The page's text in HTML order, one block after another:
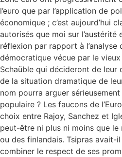
l’euro que par l’application de
économique ; c’est aujourd’hui
autorisés que moi sur
réflexion par rapport à
démocratique vécue par le
Schaüble qui décideront de leur
de la situation dramatique de
nom pourra arguer
populaire ? Les faucons de
choix entre Rajoy, Sanchez et
peut-être ni plus ni moins que
ou des finlandais. Tsipras avait-
combiner le respect de ses